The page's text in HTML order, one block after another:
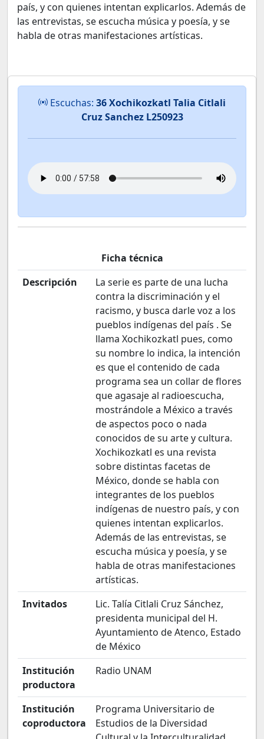
país, y con quienes intentan explicarlos. Además de
las entrevistas, se escucha música y poesía, y se
habla de otras manifestaciones artísticas.
Escuchas: 36 Xochikozkatl Talia Citlali
Cruz Sanchez L250923
Ficha técnica
Descripción
La serie es parte de una lucha
contra la discriminación y el
racismo, y busca darle voz a los
pueblos indígenas del país . Se
llama Xochikozkatl pues, como
su nombre lo indica, la intención
es que el contenido de cada
programa sea un collar de flores
que agasaje al radioescucha,
mostrándole a México a través
de aspectos poco o nada
conocidos de su arte y cultura.
Xochikozkatl es una revista
sobre distintas facetas de
México, donde se habla con
integrantes de los pueblos
indígenas de nuestro país, y con
quienes intentan explicarlos.
Además de las entrevistas, se
escucha música y poesía, y se
habla de otras manifestaciones
artísticas.
Invitados
Lic. Talía Citlali Cruz Sánchez,
presidenta municipal del H.
Ayuntamiento de Atenco, Estado
de México
Institución
productora
Radio UNAM
Institución
coproductora
Programa Universitario de
Estudios de la Diversidad